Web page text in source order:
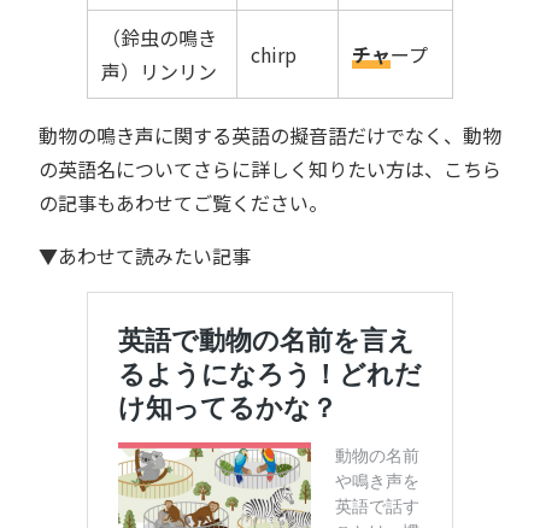
（鈴虫の鳴き
声）リンリン
chirp チャープ
動物の鳴き声に関する英語の擬音語だけでなく、動物
の英語名についてさらに詳しく知りたい方は、こちら
の記事もあわせてご覧ください。
▼あわせて読みたい記事